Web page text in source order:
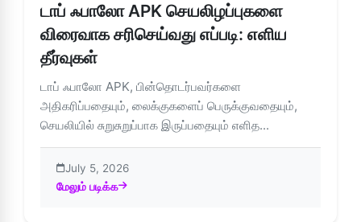
டாப் ஃபாலோ APK செயலிழப்புகளை
விரைவாக சரிசெய்வது எப்படி: எளிய
தீர்வுகள்
டாப் ஃபாலோ APK, பின்தொடர்பவர்களை
அதிகரிப்பதையும், லைக்குகளைப் பெருக்குவதையும்,
செயலியில் சுறுசுறுப்பாக இருப்பதையும் எளித...
July 5, 2026
மேலும் படிக்க
about டாப் ஃபாலோ APK செயலிழப்புகளை விரைவாக சரிசெய்வது